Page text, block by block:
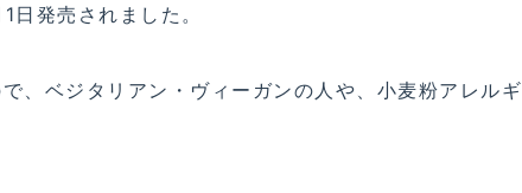
発売されました。
、ベジタリアン・ヴィーガンの人や、小麦粉アレルギ